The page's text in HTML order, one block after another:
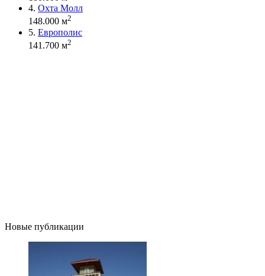
4. Охта Молл
148.000 м2
5. Европолис
141.700 м2
Новые публикации